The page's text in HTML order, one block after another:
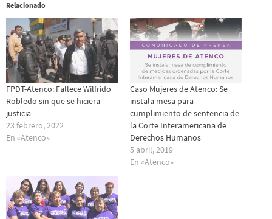
Relacionado
FPDT-Atenco: Fallece Wilfrido
Robledo sin que se hiciera
justicia
23 febrero, 2022
En «Atenco»
Caso Mujeres de Atenco: Se
instala mesa para
cumplimiento de sentencia de
la Corte Interamericana de
Derechos Humanos
5 abril, 2019
En «Atenco»